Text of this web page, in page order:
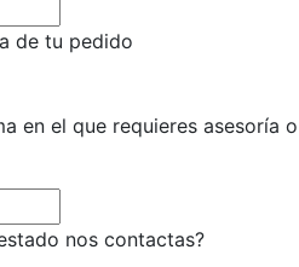
de tu pedido
en el que requieres asesoría o
nos contactas?